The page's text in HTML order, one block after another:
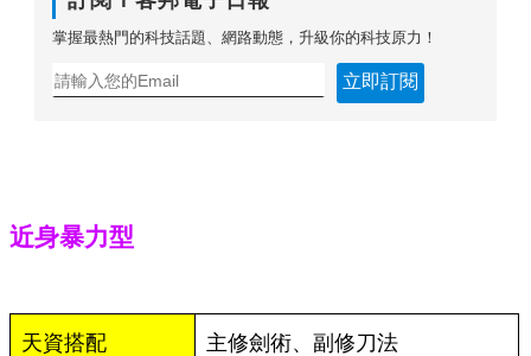
掌握最熱門的科技話題、網路動態，升級你的科技原力！
立即訂閱
近身暴力型
天資搭配 主修劍術、副修刀法